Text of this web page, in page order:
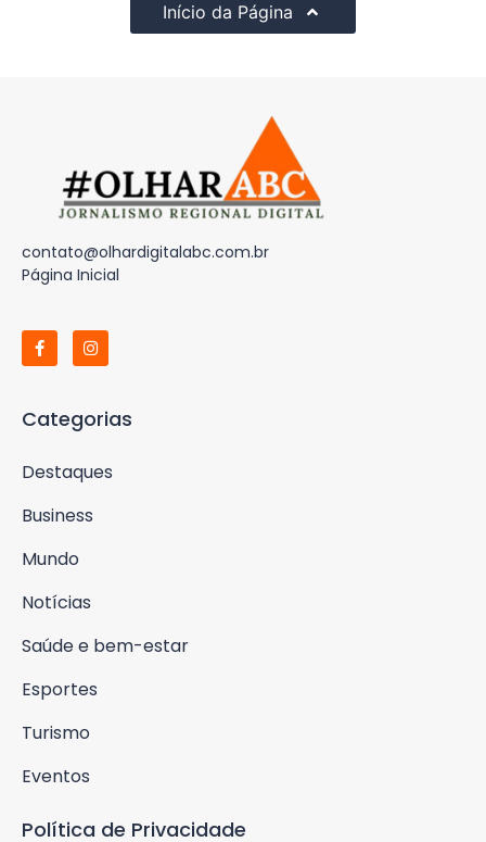
Início da Página
contato@olhardigitalabc.com.br
Página Inicial
Categorias
Destaques
Business
Mundo
Notícias
Saúde e bem-estar
Esportes
Turismo
Eventos
Política de Privacidade